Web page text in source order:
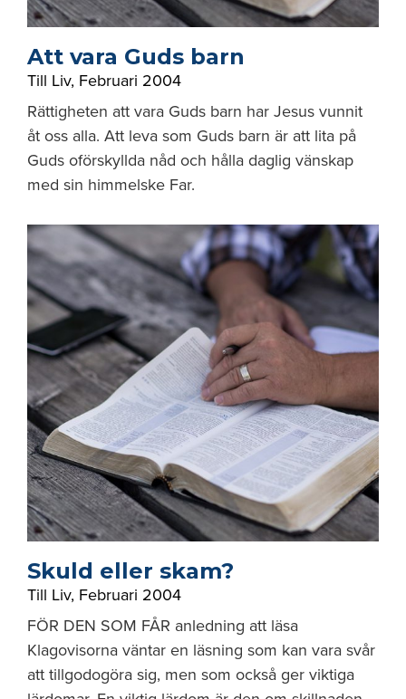
Att vara Guds barn
Till Liv, Februari 2004
Rättigheten att vara Guds barn har Jesus vunnit
åt oss alla. Att leva som Guds barn är att lita på
Guds oförskyllda nåd och hålla daglig vänskap
med sin himmelske Far.
Skuld eller skam?
Till Liv, Februari 2004
FÖR DEN SOM FÅR anledning att läsa
Klagovisorna väntar en läsning som kan vara svår
att tillgodogöra sig, men som också ger viktiga